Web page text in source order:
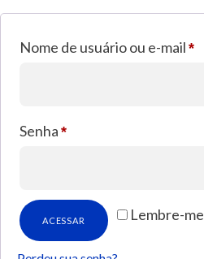
Nome de usuário ou e-mail *
Senha *
Lembre-me
ACESSAR